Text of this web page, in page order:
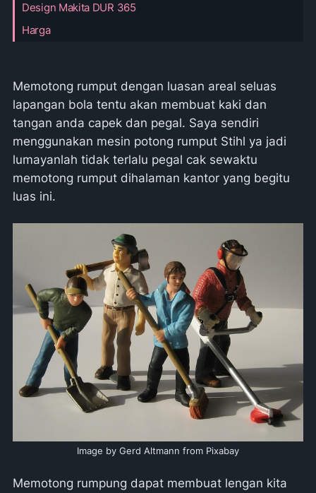
Design Makita DUR 365
Harga
Memotong rumput dengan luasan areal seluas
lapangan bola tentu akan membuat kaki dan
tangan anda capek dan pegal. Saya sendiri
menggunakan mesin potong rumput Stihl ya jadi
lumayanlah tidak terlalu pegal cak sewaktu
memotong rumput dihalaman kantor yang begitu
luas ini.
Image by Gerd Altmann from Pixabay
Memotong rumpung dapat membuat lengan kita